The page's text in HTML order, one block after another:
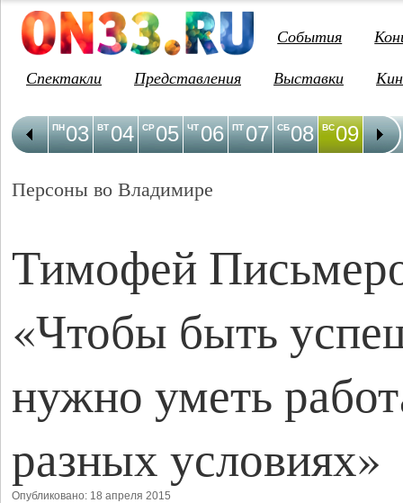
События
Спектакли
Представления Выставки
03
ПН 04
ВТ 05
СР 06
ЧТ 07
ПТ 08
СБ 09
ВС 10
ПН
Персоны во Владимире
Тимофей
«Чтобы быть
нужно уметь
разных условиях»
Опубликовано: 18 апреля 2015